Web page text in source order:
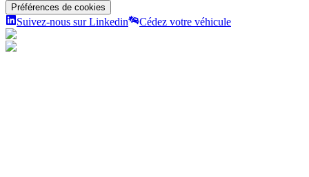
Préférences de cookies
Suivez-nous sur Linkedin Cédez votre véhicule